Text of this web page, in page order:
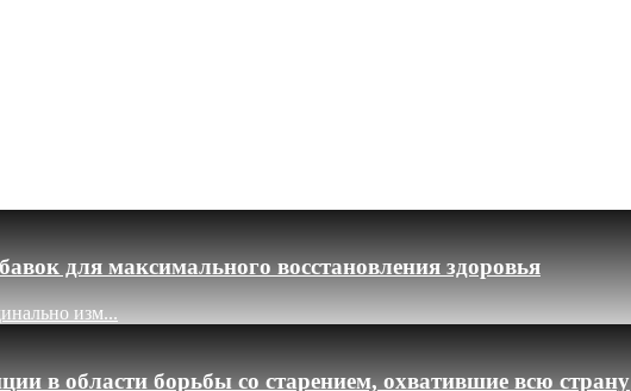
для максимального восстановления здоровья
изм...
в области борьбы со старением, охватившие всю страну